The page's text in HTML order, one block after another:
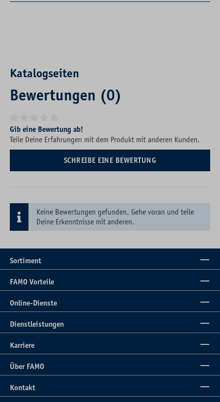
Katalogseiten
Bewertungen (0)
Durchschnittliche Bewertung von 0 von 5 Sternen
Gib eine Bewertung ab!
Teile Deine Erfahrungen mit dem Produkt mit anderen Kunden.
SCHREIBE EINE BEWERTUNG
Keine Bewertungen gefunden. Gehe voran und teile
Deine Erkenntnisse mit anderen.
Sortiment
FAMO Vorteile
Online-Dienste
Dienstleistungen
Karriere
Über FAMO
Kontakt